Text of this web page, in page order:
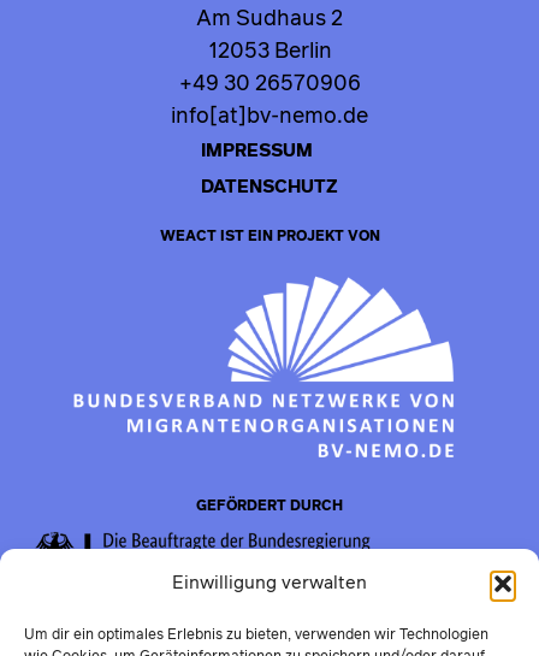
Einwilligung verwalten
Um dir ein optimales Erlebnis zu bieten, verwenden wir Technologien
Am Sudhaus 2
12053 Berlin
+49 30 26570906
info[at]bv-nemo.de
IMPRESSUM
DATENSCHUTZ
WEACT IST EIN PROJEKT VON
GEFÖRDERT DURCH